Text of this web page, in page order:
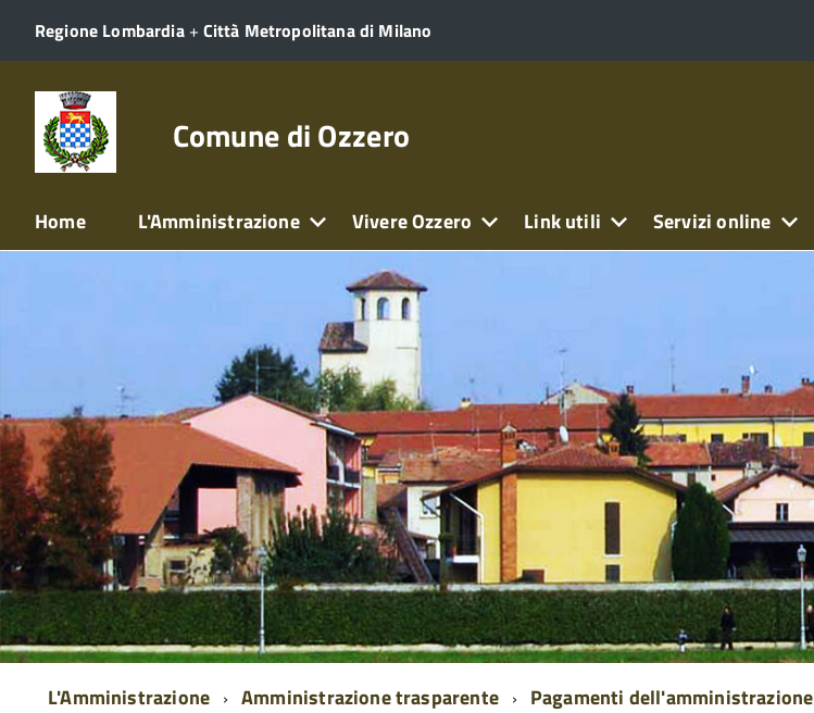
Regione Lombardia+ Città Metropolitana di Milano
Comune di Ozzero
Home L'Amministrazione Vivere Ozzero Link utili Servizi online
L'Amministrazione Amministrazione trasparente Pagamenti dell'amministrazione